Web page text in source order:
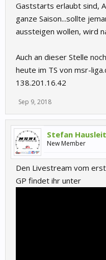
Gaststarts erlaubt sind,
ganze Saison...sollte
aussteigen wollen, wird
Auch an dieser Stelle
heute im TS von msr-
138.201.16.42
Sep 9, 2018
Stefan
New Member
Den Livestream vom
GP findet ihr unter